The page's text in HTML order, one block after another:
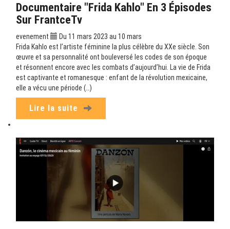
Documentaire "Frida Kahlo" En 3 Épisodes
Sur FrantceTv
evenement
Du 11 mars 2023 au 10 mars
Frida Kahlo est l’artiste féminine la plus célèbre du XXe siècle. Son
œuvre et sa personnalité ont bouleversé les codes de son époque
et résonnent encore avec les combats d’aujourd’hui. La vie de Frida
est captivante et romanesque : enfant de la révolution mexicaine,
elle a vécu une période (…)
Lire la suite